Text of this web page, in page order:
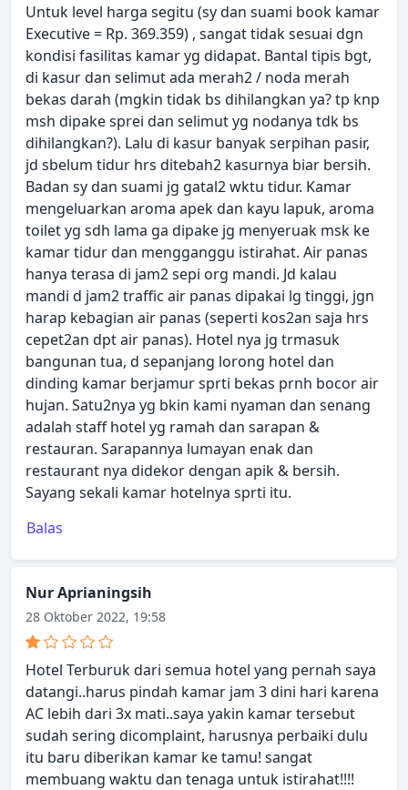
Untuk level harga segitu (sy dan suami book kamar
Executive = Rp. 369.359) , sangat tidak sesuai dgn
kondisi fasilitas kamar yg didapat. Bantal tipis bgt,
di kasur dan selimut ada merah2 / noda merah
bekas darah (mgkin tidak bs dihilangkan ya? tp knp
msh dipake sprei dan selimut yg nodanya tdk bs
dihilangkan?). Lalu di kasur banyak serpihan pasir,
jd sbelum tidur hrs ditebah2 kasurnya biar bersih.
Badan sy dan suami jg gatal2 wktu tidur. Kamar
mengeluarkan aroma apek dan kayu lapuk, aroma
toilet yg sdh lama ga dipake jg menyeruak msk ke
kamar tidur dan mengganggu istirahat. Air panas
hanya terasa di jam2 sepi org mandi. Jd kalau
mandi d jam2 traffic air panas dipakai lg tinggi, jgn
harap kebagian air panas (seperti kos2an saja hrs
cepet2an dpt air panas). Hotel nya jg trmasuk
bangunan tua, d sepanjang lorong hotel dan
dinding kamar berjamur sprti bekas prnh bocor air
hujan. Satu2nya yg bkin kami nyaman dan senang
adalah staff hotel yg ramah dan sarapan &
restauran. Sarapannya lumayan enak dan
restaurant nya didekor dengan apik & bersih.
Sayang sekali kamar hotelnya sprti itu.
Balas
Nur Aprianingsih
28 Oktober 2022, 19:58
Hotel Terburuk dari semua hotel yang pernah saya
datangi..harus pindah kamar jam 3 dini hari karena
AC lebih dari 3x mati..saya yakin kamar tersebut
sudah sering dicomplaint, harusnya perbaiki dulu
itu baru diberikan kamar ke tamu! sangat
membuang waktu dan tenaga untuk istirahat!!!!